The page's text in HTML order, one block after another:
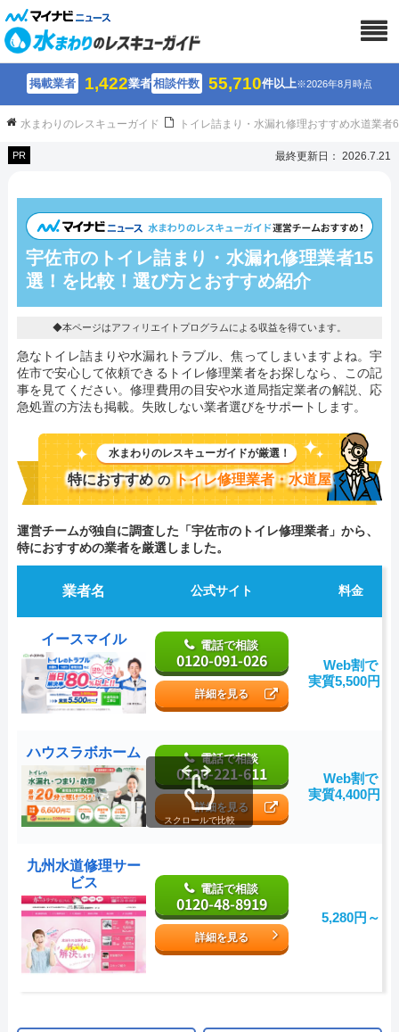
掲載業者 1,422業者相談件数 55,710件以上※2026年8月時点
水まわりのレスキューガイド トイレ詰まり・水漏れ修理おすすめ水道業
PR 最終更新日： 2026.7.21
宇佐市のトイレ詰まり・水漏れ修理業者15
選！を比較！選び方とおすすめ紹介
◆本ページはアフィリエイトプログラムによる収益を得ています。
急なトイレ詰まりや水漏れトラブル、焦ってしまいますよね。宇
佐市で安心して依頼できるトイレ修理業者をお探しなら、この記
事を見てください。修理費用の目安や水道局指定業者の解説、応
急処置の方法も掲載。失敗しない業者選びをサポートします。
水まわりのレスキューガイドが厳選！
特におすすめ の トイレ修理業者・水道屋
運営チームが独自に調査した「宇佐市のトイレ修理業者」から、
特におすすめの業者を厳選しました。
業者名 公式サイト 料金
イースマイル 電話で相談
0120-091-026
詳細を見る
Web割で
実質5,500円～
ハウスラボホーム 電話で相談
0120-221-611
詳細を見る
Web割で
実質4,400円～
九州水道修理サー
ビス
電話で相談
0120-48-8919
詳細を見る
5,280円～
スクロールで比較